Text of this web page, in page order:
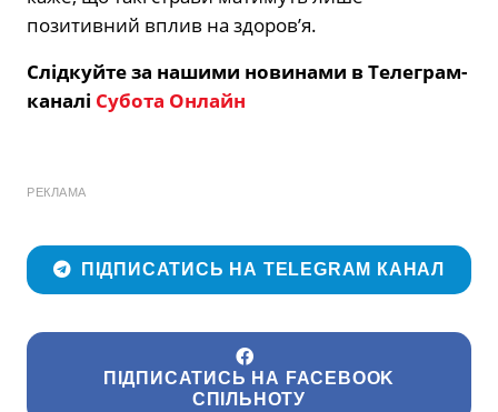
позитивний вплив на здоров’я.
Слідкуйте за нашими новинами в Телеграм-
каналі Субота Онлайн
РЕКЛАМА
ПІДПИСАТИСЬ НА TELEGRAM КАНАЛ
ПІДПИСАТИСЬ НА FACEBOOK
СПІЛЬНОТУ